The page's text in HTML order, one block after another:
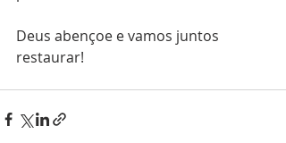
Deus abençoe e vamos juntos
restaurar!